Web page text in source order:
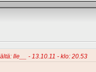
Ile__ - 13.10.11 - klo: 20.53